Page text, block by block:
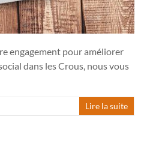
engagement pour améliorer
dans les Crous, nous vous
Lire la suite